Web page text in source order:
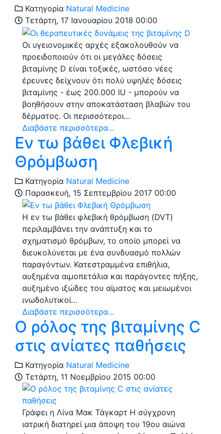
Κατηγορία Natural Medicine
Τετάρτη, 17 Ιανουαρίου 2018 00:00
Οι υγειονομικές αρχές εξακολουθούν να
προειδοποιούν ότι οι μεγάλες δόσεις
βιταμίνης D είναι τοξικές, ωστόσο νέες
έρευνες δείχνουν ότι πολύ υψηλές δόσεις
βιταμίνης - έως 200.000 IU - μπορούν να
βοηθήσουν στην αποκατάσταση βλαβών του
δέρματος. Οι περισσότεροι…
Διαβάστε περισσότερα...
Εν τω βάθει Φλεβική
Θρόμβωση
Κατηγορία Natural Medicine
Παρασκευή, 15 Σεπτεμβρίου 2017 00:00
Η εν τω βάθει φλεβική θρόμβωση (DVT)
περιλαμβάνει την ανάπτυξη και το
σχηματισμό θρόμβων, το οποίο μπορεί να
διευκολύνεται με ένα συνδυασμό πολλών
παραγόντων. Κατεστραμμένα επιθήλια,
αυξημένα αιμοπετάλια και παράγοντες πήξης,
αυξημένο ιξώδες του αίματος και μειωμένοι
ινωδολυτικοί…
Διαβάστε περισσότερα...
O ρόλος της βιταμίνης C
στις ανίατες παθήσεις
Κατηγορία Natural Medicine
Τετάρτη, 11 Νοεμβρίου 2015 00:00
Γράφει η Λίνα Μακ Τάγκαρτ Η σύγχρονη
ιατρική διατηρεί μια άποψη του 19ου αιώνα